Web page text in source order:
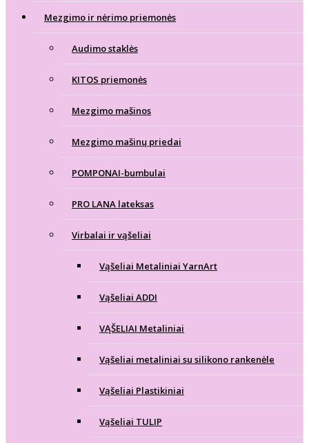
Mezgimo ir nėrimo priemonės
Audimo staklės
KITOS priemonės
Mezgimo mašinos
Mezgimo mašinų priedai
POMPONAI-bumbulai
PRO LANA lateksas
Virbalai ir vąšeliai
Vąšeliai Metaliniai YarnArt
Vąšeliai ADDI
VĄŠELIAI Metaliniai
Vąšeliai metaliniai su silikono rankenėle
Vąšeliai Plastikiniai
Vąšeliai TULIP